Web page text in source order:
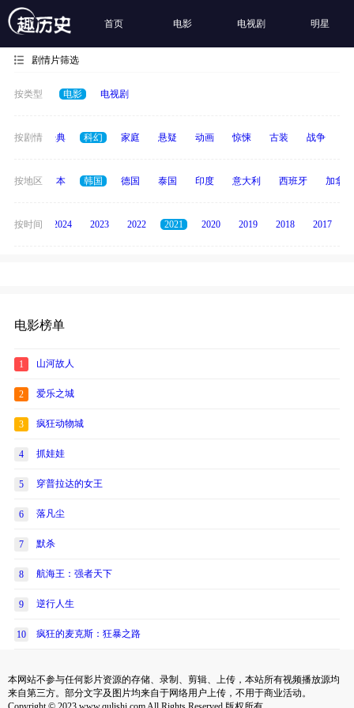
首页 电影 电视剧 明星
剧情片筛选
按类型 电影 电视剧
按剧情
恐怖 经典 科幻 家庭 悬疑 动画 惊悚 古装 战争
按地区
英国 日本 韩国 德国 泰国 印度 意大利 西班牙 加拿大
按时间
2025 2024 2023 2022 2021 2020 2019 2018 2017
电影榜单
1 山河故人
2 爱乐之城
3 疯狂动物城
4 抓娃娃
5 穿普拉达的女王
6 落凡尘
7 默杀
8 航海王：强者天下
9 逆行人生
10 疯狂的麦克斯：狂暴之路
本网站不参与任何影片资源的存储、录制、剪辑、上传，本站所有视频播放源均
来自第三方。部分文字及图片均来自于网络用户上传，不用于商业活动。